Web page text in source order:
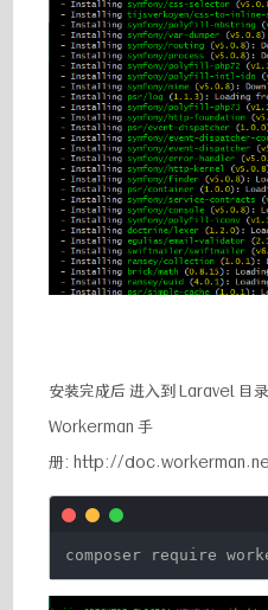
安装完成后 进入到 Laravel 目
Workerman 手
册: http://
composer require